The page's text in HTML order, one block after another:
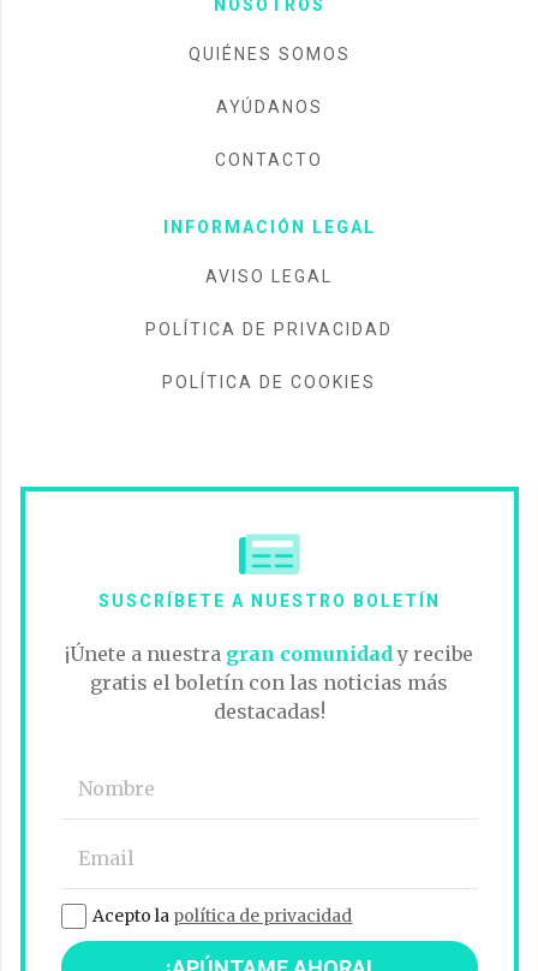
NOSOTROS
QUIÉNES SOMOS
AYÚDANOS
CONTACTO
INFORMACIÓN LEGAL
AVISO LEGAL
POLÍTICA DE PRIVACIDAD
POLÍTICA DE COOKIES
SUSCRÍBETE A NUESTRO BOLETÍN
¡Únete a nuestra gran comunidad y recibe
gratis el boletín con las noticias más
destacadas!
Acepto la política de privacidad